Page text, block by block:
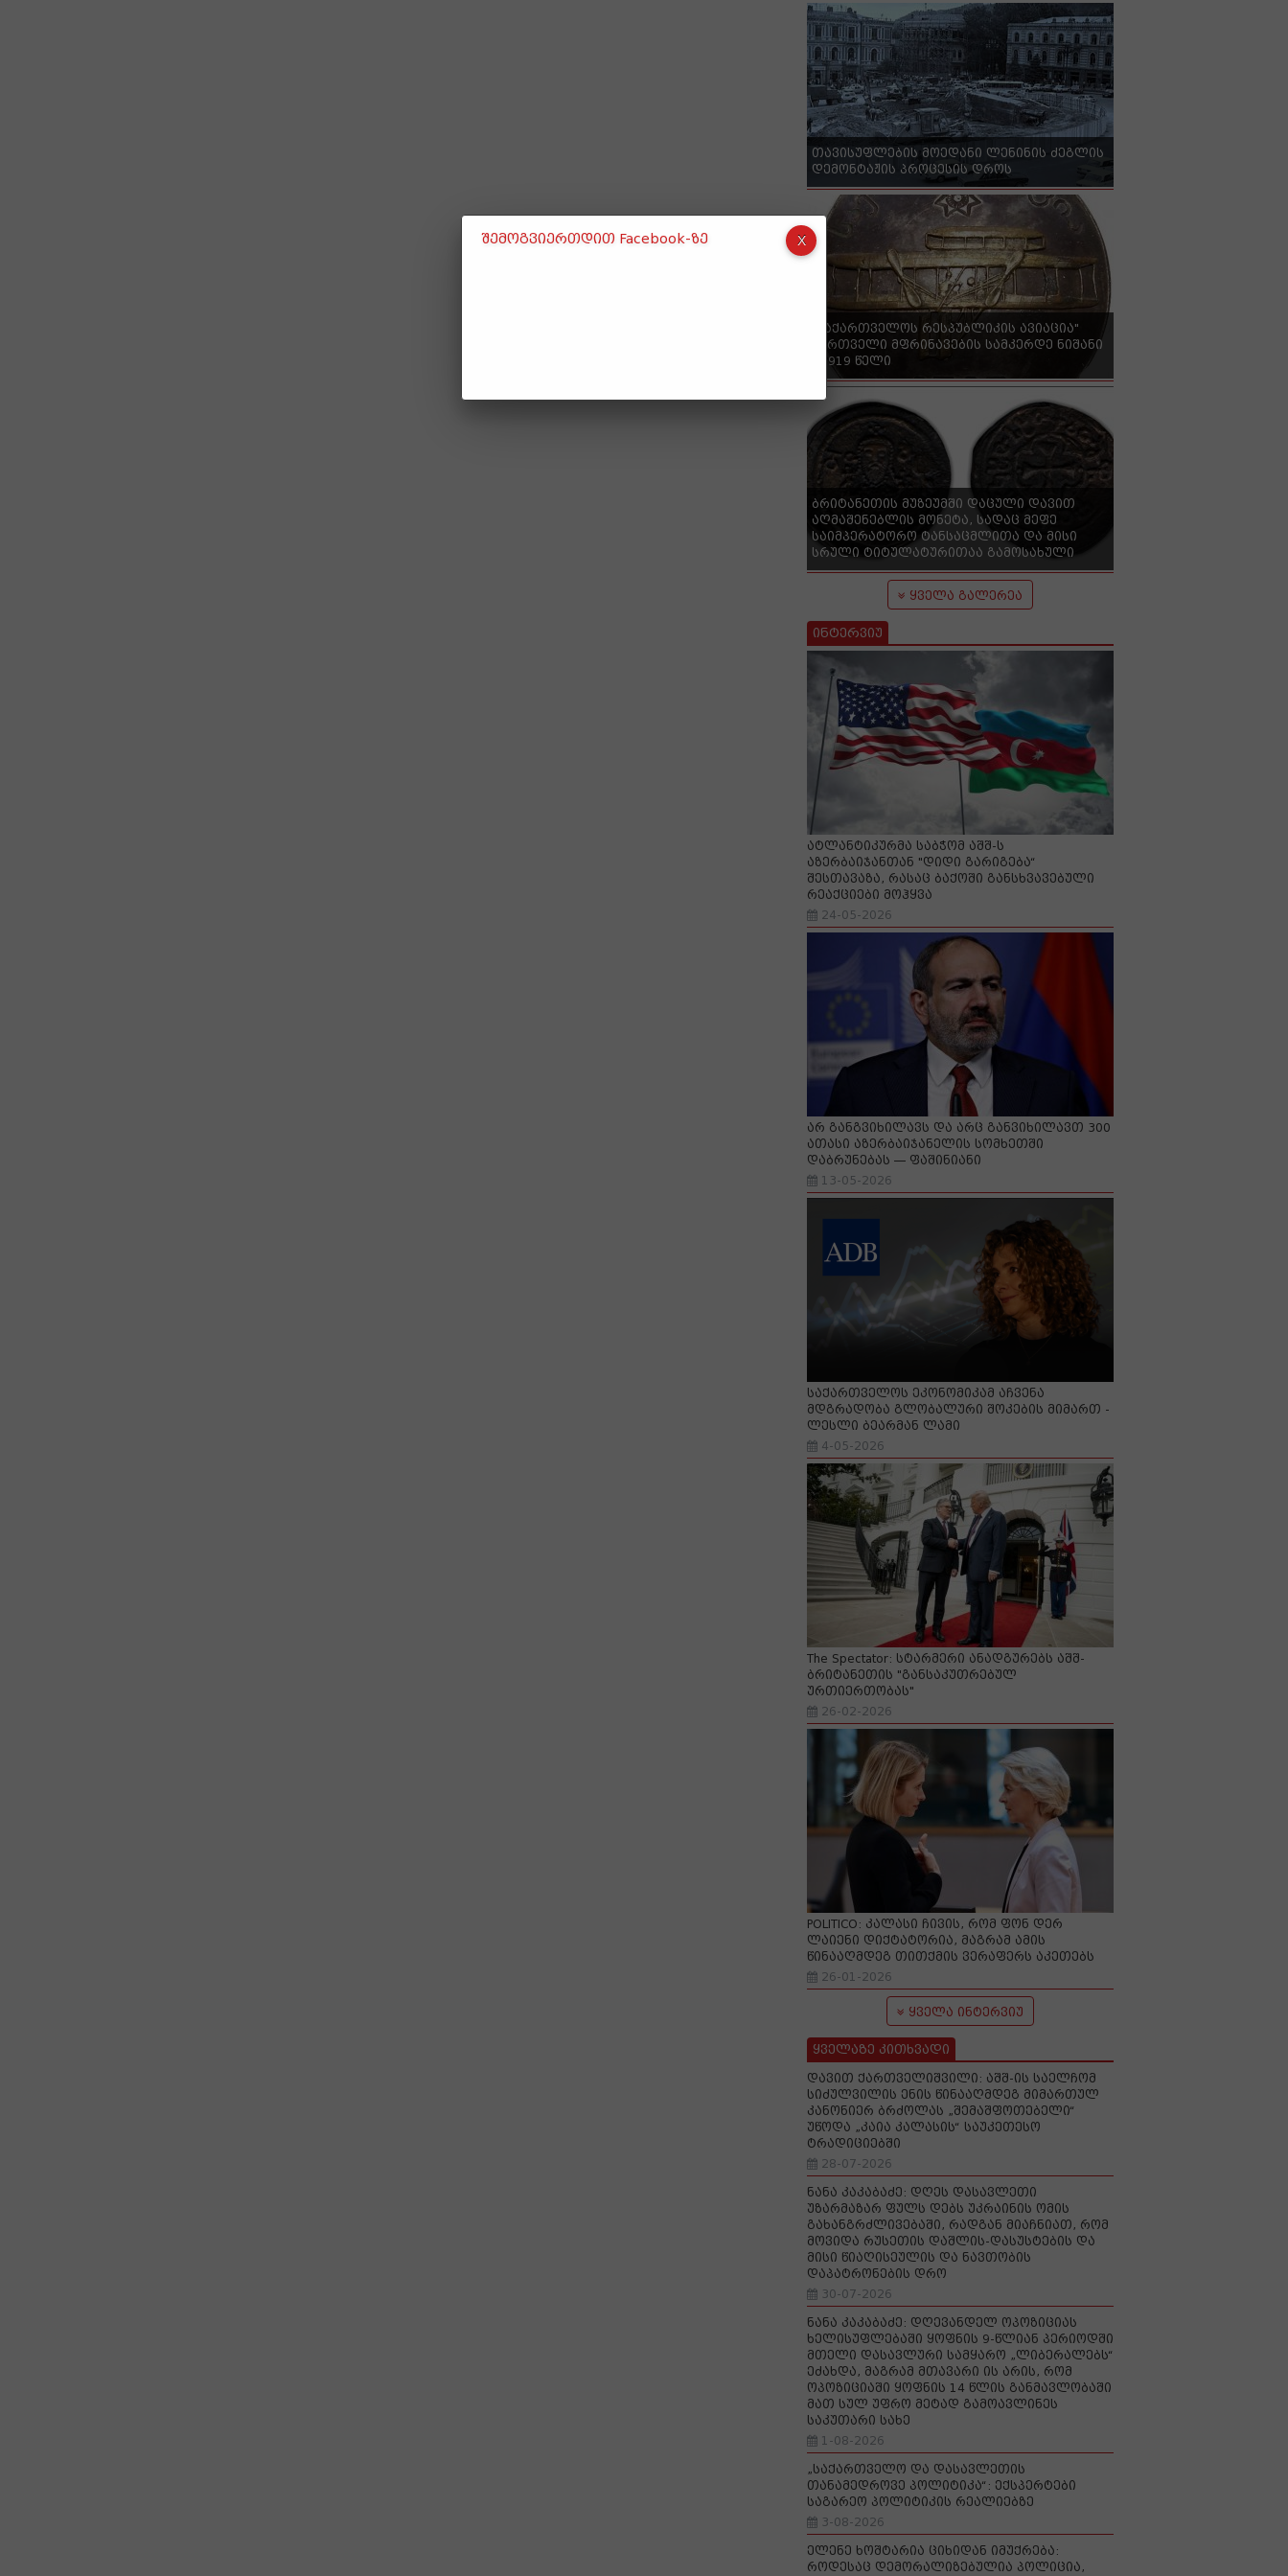
თავისუფლების მოედანი ლენინის ძეგლის
დემონტაჟის პროცესის დროს
"საქართველოს რესპუბლიკის ავიაცია"
ქართველი მფრინავების სამკერდე ნიშანი
- 1919 წელი
ბრიტანეთის მუზეუმში დაცული დავით
აღმაშენებლის მონეტა, სადაც მეფე
საიმპერატორო ტანსაცმლითა და მისი
სრული ტიტულატურითაა გამოსახული
ყველა გალერეა
ინტერვიუ
ატლანტიკურმა საბჭომ აშშ-ს
აზერბაიჯანთან "დიდი გარიგება“
შესთავაზა, რასაც ბაქოში განსხვავებული
რეაქციები მოჰყვა
24-05-2026
არ განგვიხილავს და არც განვიხილავთ 300
ათასი აზერბაიჯანელის სომხეთში
დაბრუნებას — ფაშინიანი
13-05-2026
საქართველოს ეკონომიკამ აჩვენა
მდგრადობა გლობალური შოკების მიმართ -
ლესლი ბეარმან ლამი
4-05-2026
The Spectator: სტარმერი ანადგურებს აშშ-
ბრიტანეთის "განსაკუთრებულ
ურთიერთობას"
26-02-2026
POLITICO: კალასი ჩივის, რომ ფონ დერ
ლაიენი დიქტატორია, მაგრამ ამის
წინააღმდეგ თითქმის ვერაფერს აკეთებს
26-01-2026
ყველა ინტერვიუ
ყველაზე კითხვადი
დავით ქართველიშვილი: აშშ-ის საელჩომ
სიძულვილის ენის წინააღმდეგ მიმართულ
კანონიერ ბრძოლას „შემაშფოთებელი“
უწოდა „კაია კალასის“ საუკეთესო
ტრადიციებში
28-07-2026
ნანა კაკაბაძე: დღეს დასავლეთი
უზარმაზარ ფულს დებს უკრაინის ომის
გახანგრძლივებაში, რადგან მიაჩნიათ, რომ
მოვიდა რუსეთის დაშლის-დასუსტების და
მისი წიაღისეულის და ნავთობის
დაპატრონების დრო
30-07-2026
ნანა კაკაბაძე: დღევანდელ ოპოზიციას
ხელისუფლებაში ყოფნის 9-წლიან პერიოდში
მთელი დასავლური სამყარო „ლიბერალებს“
ეძახდა, მაგრამ მთავარი ის არის, რომ
ოპოზიციაში ყოფნის 14 წლის განმავლობაში
მათ სულ უფრო მეტად გამოავლინეს
საკუთარი სახე
1-08-2026
„საქართველო და დასავლეთის
თანამედროვე პოლიტიკა“: ექსპერტები
საგარეო პოლიტიკის რეალიებზე
3-08-2026
ელენე ხოშტარია ციხიდან იმუქრება:
როდესაც დემორალიზებულია პოლიცია,
შემოგვიერთდით Facebook-ზე